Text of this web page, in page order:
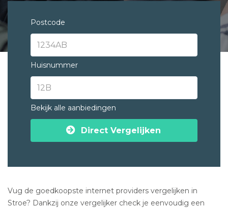
Postcode
Huisnummer
Bekijk alle aanbiedingen
Direct Vergelijken
Vug de goedkoopste internet providers vergelijken in
Stroe? Dankzij onze vergelijker check je eenvoudig een